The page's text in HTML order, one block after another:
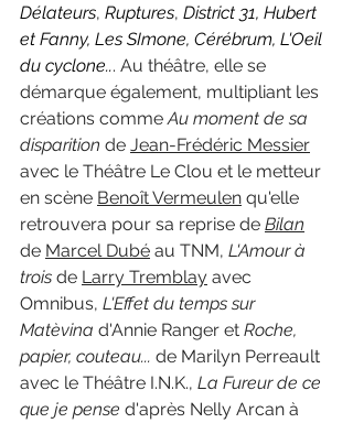
Délateurs, Ruptures, District 31, Hubert
et Fanny, Les SImone, Cérébrum, L'Oeil
du cyclone... Au théâtre, elle se
démarque également, multipliant les
créations comme Au moment de sa
disparition de Jean-Frédéric Messier
avec le Théâtre Le Clou et le metteur
en scène Benoît Vermeulen qu'elle
retrouvera pour sa reprise de Bilan
de Marcel Dubé au TNM, L'Amour à
trois de Larry Tremblay avec
Omnibus, L'Effet du temps sur
Matèvina d'Annie Ranger et Roche,
papier, couteau... de Marilyn Perreault
avec le Théâtre I.N.K., La Fureur de ce
que je pense d'après Nelly Arcan à